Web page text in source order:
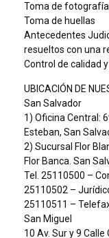
Toma de fotografía
Toma de huellas
Antecedentes
resueltos con una
Control de calidad
UBICACIÓN DE
San Salvador
1) Oficina Central:
Esteban, San
2) Sucursal Flor
Flor Banca. San
Tel. 25110500 –
25110502 –
25110511 –
San Miguel
10 Av. Sur y 9